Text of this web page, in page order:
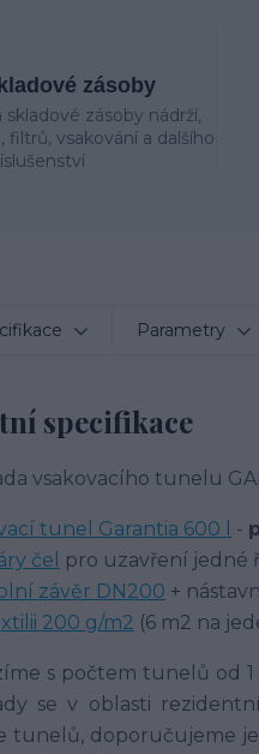
zásoby
zásoby nádrží,
filtrů, vsakování a dalšího
Parametry
specifikace
vsakovacího tunelu
tunel Garantia 600 l -
čel
pro uzavření jedné
závěr DN200 +
200 g/m2 (6 m2 na
s počtem tunelů od
se v oblasti
tunelů, doporučujeme